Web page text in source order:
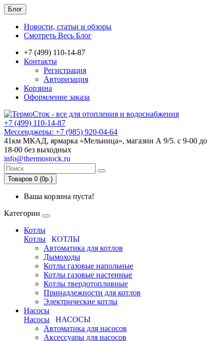
Блог
Новости, статьи и обзоры
Смотреть Весь Блог
+7 (499) 110-14-87
Контакты
Регистрация
Авторизация
Корзина
Оформление заказа
+7 (499) 110-14-87
Мессенджеры: +7 (985) 920-04-64
41км МКАД, ярмарка «Мельница», магазин А 9/5. с 9-00 до
18-00 без выходных
info@thermostock.ru
Товаров 0 (0р.)
Ваша корзина пуста!
Категории
Котлы
Котлы
КОТЛЫ
Автоматика для котлов
Дымоходы
Котлы газовые напольные
Котлы газовые настенные
Котлы твердотопливные
Принадлежности для котлов
Электрические котлы
Насосы
Насосы
НАСОСЫ
Автоматика для насосов
Аксессуары для насосов